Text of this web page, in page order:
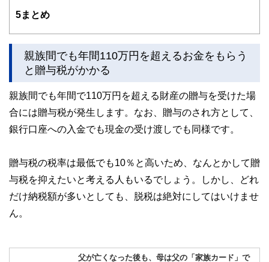
執筆者・監修者による執筆体制を築くことで、内容のわかり
やすさはもちろんのこと、読み応えのあるコンテンツと確か
な情報発信を実現しています。
私たちは、快適でより良い生活のアイデアを提供するお金の
コンシェルジュを目指します。
5まとめ
親族間でも年間110万円を超えるお金をもらう
と贈与税がかかる
親族間でも年間で110万円を超える財産の贈与を受けた場
合には贈与税が発生します。なお、贈与のされ方として、
銀行口座への入金でも現金の受け渡しでも同様です。
贈与税の税率は最低でも10％と高いため、なんとかして贈
与税を抑えたいと考える人もいるでしょう。しかし、どれ
だけ納税額が多いとしても、脱税は絶対にしてはいけませ
ん。
父が亡くなった後も、母は父の「家族カード」で